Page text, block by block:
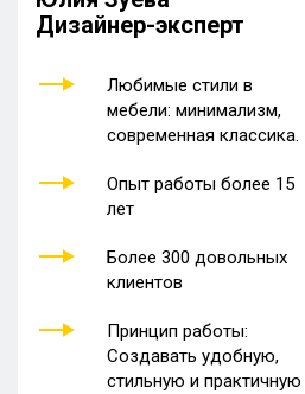
Дизайнер-эксперт
Любимые стили в
мебели: минимализм,
современная классика.
Опыт работы более 15
лет
Более 300 довольных
клиентов
Принцип работы:
Создавать удобную,
стильную и практичную